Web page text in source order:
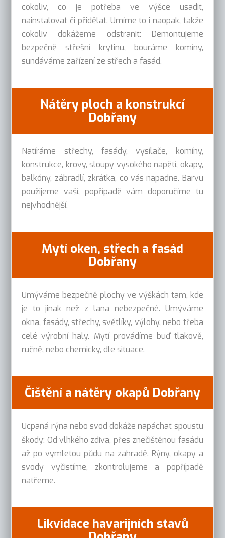
cokoliv, co je potřeba ve výšce usadit,
nainstalovat či přidělat. Umíme to i naopak, takže
cokoliv dokážeme odstranit: Demontujeme
bezpečně střešní krytinu, bouráme komíny,
sundáváme zařízení ze střech a fasád.
Nátěry ploch a konstrukcí
Dobřany
Natíráme střechy, fasády, vysílače, komíny,
konstrukce, krovy, sloupy vysokého napětí, okapy,
balkóny, zábradlí, zkrátka, co vás napadne. Barvu
použijeme vaší, popřípadě vám doporučíme tu
nejvhodnější.
Mytí oken, střech a fasád
Dobřany
Umýváme bezpečně plochy ve výškách tam, kde
je to jinak než z lana nebezpečné. Umýváme
okna, fasády, střechy, světlíky, výlohy, nebo třeba
celé výrobní haly. Mytí provádíme buď tlakově,
ručně, nebo chemicky, dle situace.
Čištění a nátěry okapů Dobřany
Ucpaná rýna nebo svod dokáže napáchat spoustu
škody: Od vlhkého zdiva, přes znečištěnou fasádu
až po vymletou půdu na zahradě. Rýny, okapy a
svody vyčistíme, zkontrolujeme a popřípadě
natřeme.
Likvidace havarijních stavů